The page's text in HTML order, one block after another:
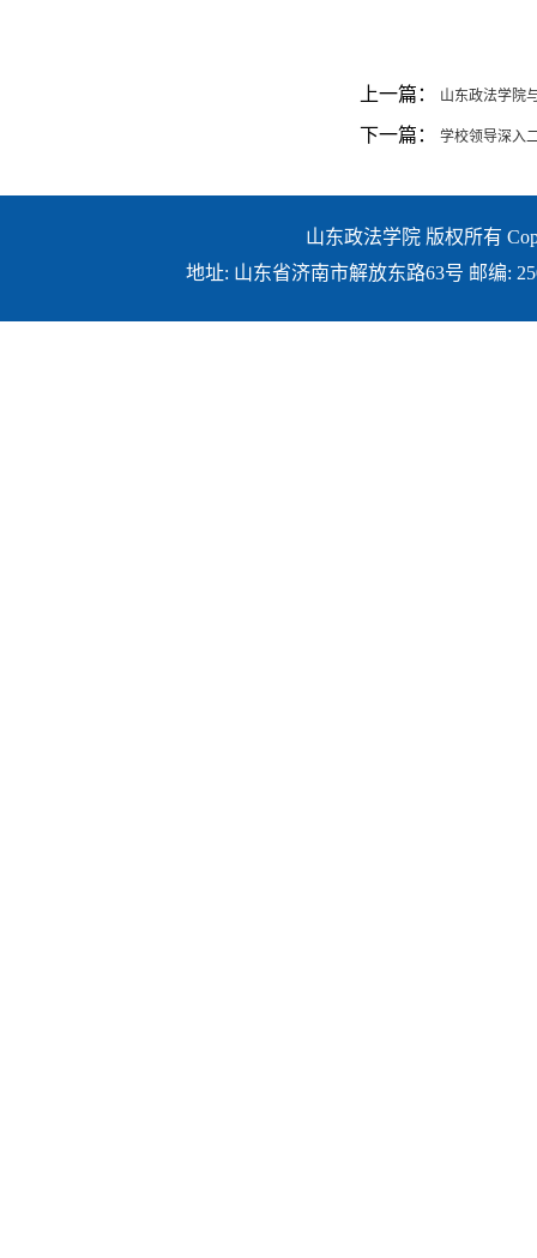
上一篇： 山东政法学院
下一篇： 学校领导深入
山东政法学院 版权所有
地址: 山东省济南市解放东路63号 邮编: